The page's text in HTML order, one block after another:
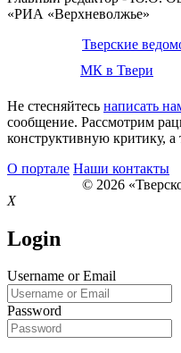
«РИА «Верхневолжье»
Тверские
МК в Твери
Не стесняйтесь написать
сообщение. Рассмотрим
конструктивную критику, а
О портале Наши контакты
© 2026
X
Login
Username or Email
Password